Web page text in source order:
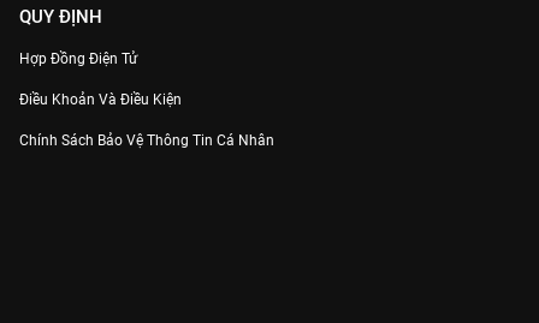
QUY ĐỊNH
Hợp Đồng Điện Tử
Điều Khoản Và Điều Kiện
Chính Sách Bảo Vệ Thông Tin Cá Nhân